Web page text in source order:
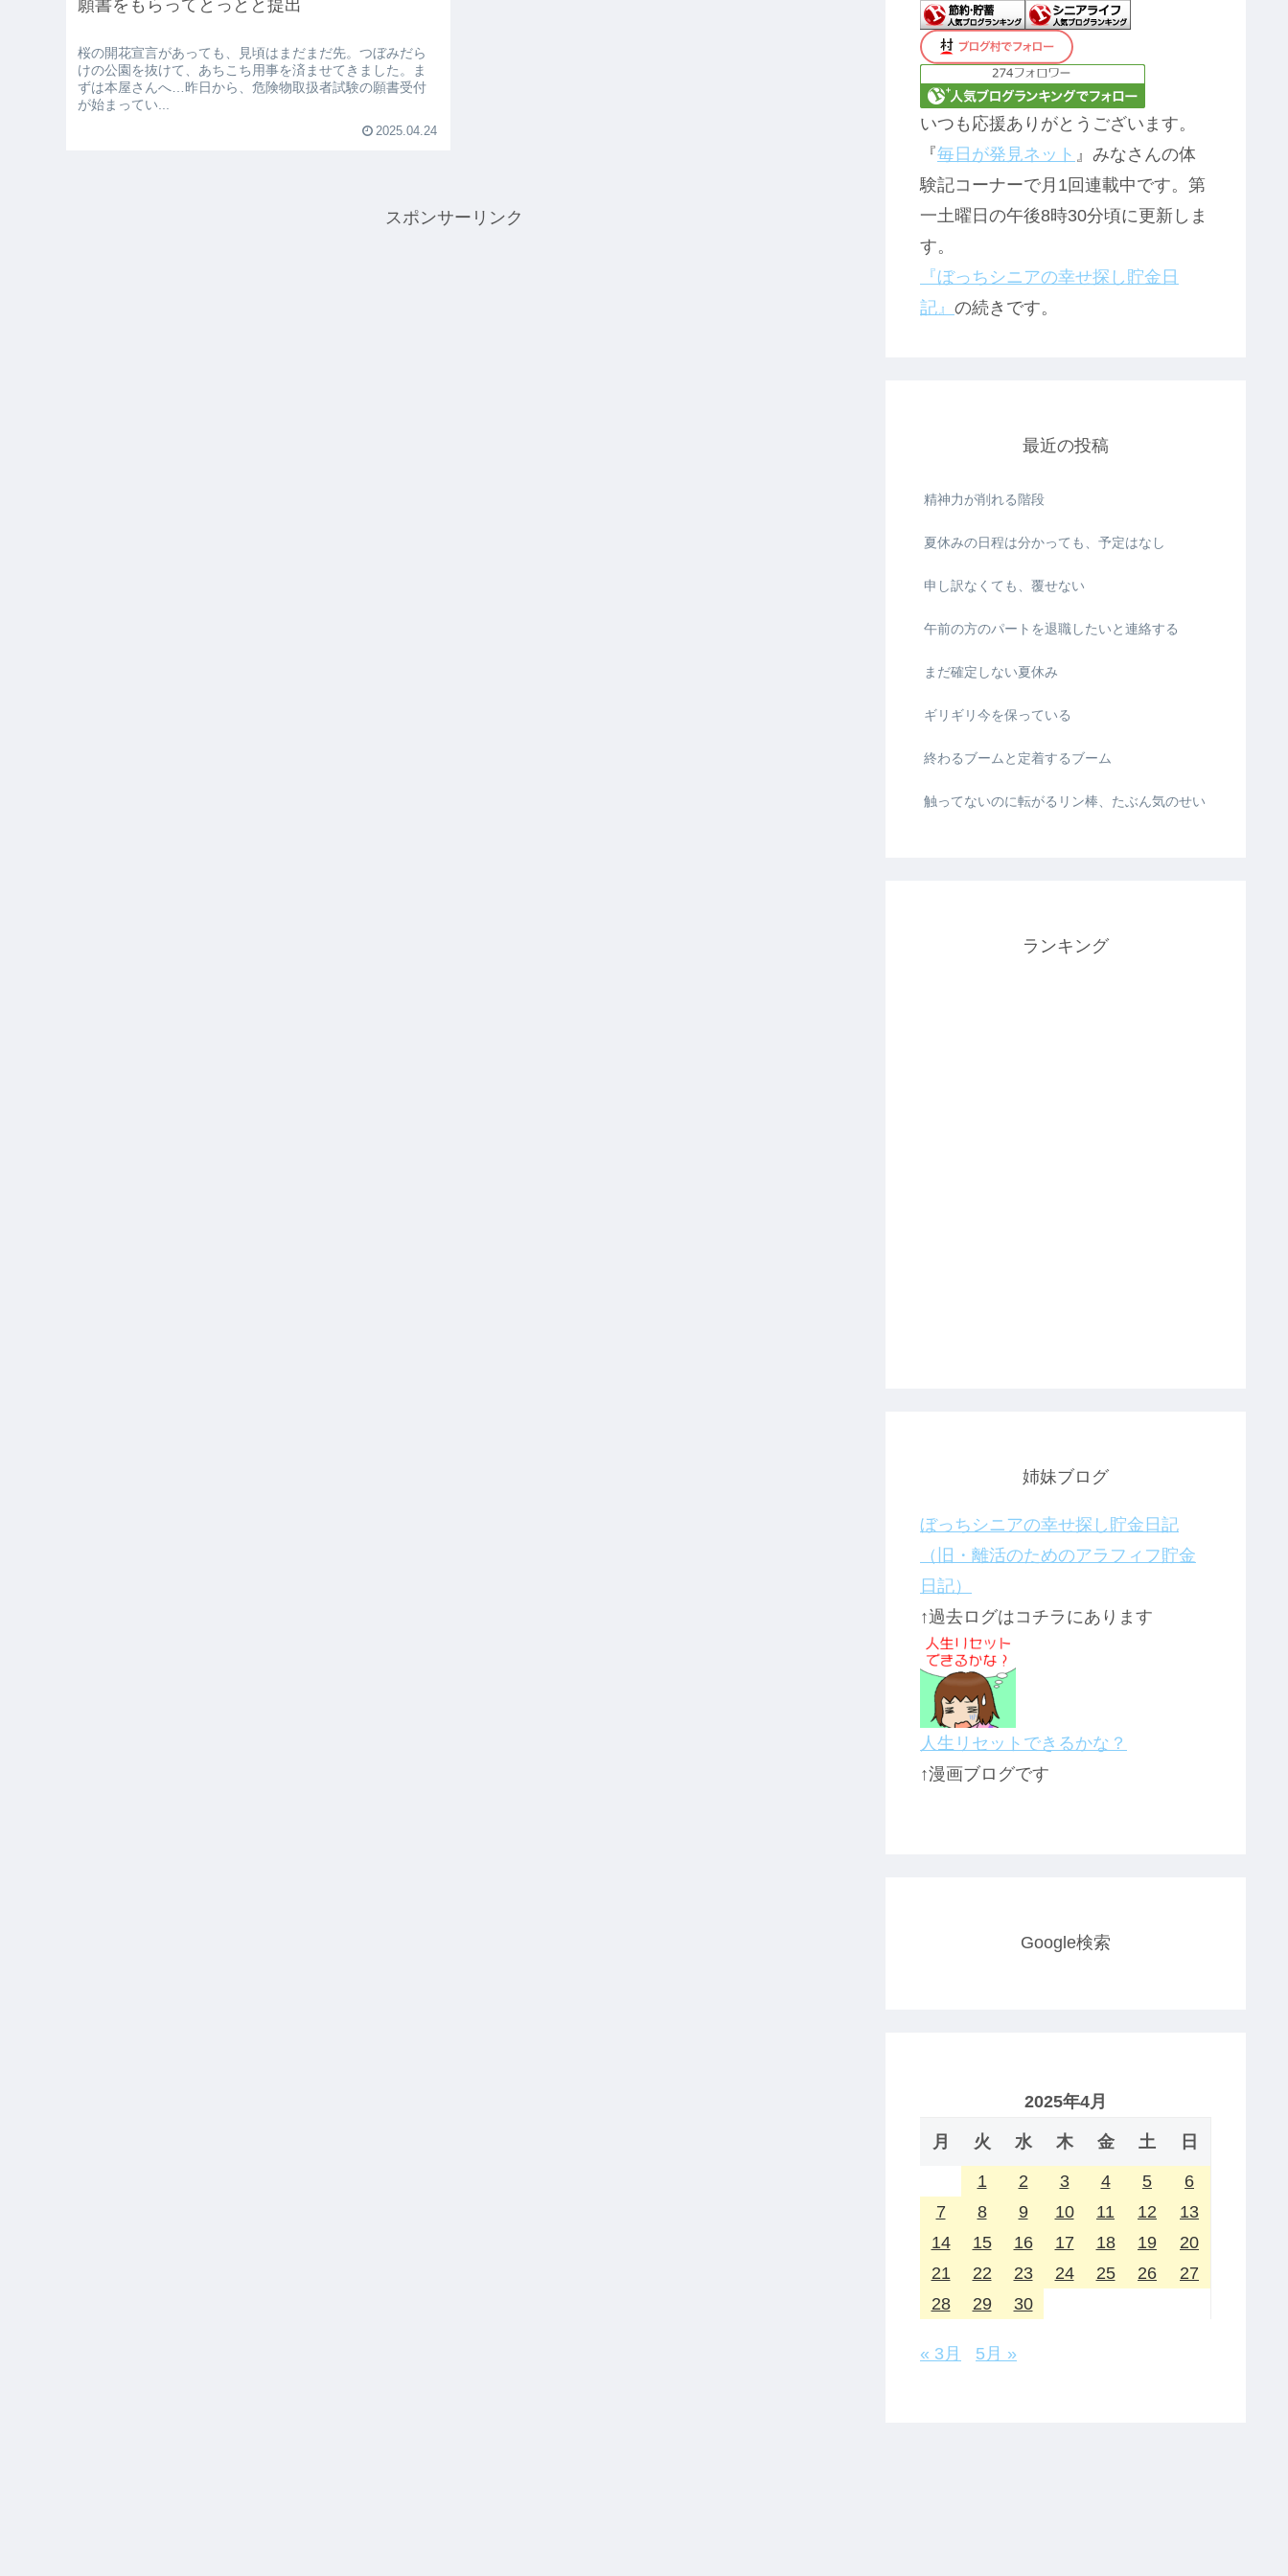
願書をもらってとっとと提出
桜の開花宣言があっても、見頃はまだまだ先。つぼみだら
けの公園を抜けて、あちこち用事を済ませてきました。ま
ずは本屋さんへ…昨日から、危険物取扱者試験の願書受付
が始まってい...
2025.04.24
スポンサーリンク
いつも応援ありがとうございます。
『毎日が発見ネット 』みなさんの体
験記コーナーで月1回連載中です。第
一土曜日の午後8時30分頃に更新しま
す。
『ぼっちシニアの幸せ探し貯金日
記』 の続きです。
最近の投稿
精神力が削れる階段
夏休みの日程は分かっても、予定はなし
申し訳なくても、覆せない
午前の方のパートを退職したいと連絡する
まだ確定しない夏休み
ギリギリ今を保っている
終わるブームと定着するブーム
触ってないのに転がるリン棒、たぶん気のせい
ランキング
姉妹ブログ
ぼっちシニアの幸せ探し貯金日記
（旧・離活のためのアラフィフ貯金
日記）
↑過去ログはコチラにあります
人生リセットできるかな？
↑漫画ブログです
Google検索
2025年4月
月 火 水 木 金 土 日
1 2 3 4 5
6
7
8 9 10 11 12
13
14
15 16 17 18 19
20
21
22 23 24 25 26
27
28
29 30
« 3月 5月 »